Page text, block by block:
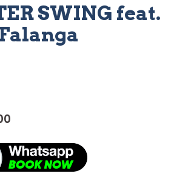
SWING feat.